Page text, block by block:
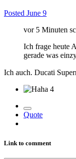
Posted June 9
vor 5 Minuten
Ich frage heute
gerade was
Ich auch. Ducati
4
Quote
Link to comment